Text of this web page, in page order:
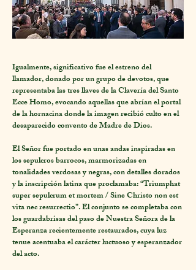
emblemáticos y recibiendo el rezo de las estaciones
por parte de las distintas hermandades del pueblo
de Osuna.
Igualmente, significativo fue el estreno del
llamador, donado por un grupo de devotos, que
representaba las tres llaves de la Clavería del Santo
Ecce Homo, evocando aquellas que abrían el portal
de la hornacina donde la imagen recibió culto en el
desaparecido convento de Madre de Dios.
El Señor fue portado en unas andas inspiradas en
los sepulcros barrocos, marmorizadas en
tonalidades verdosas y negras, con detalles dorados
y la inscripción latina que proclamaba: “Triumphat
super sepulcrum et mortem / Sine Christo non est
vita nec resurrectio”. El conjunto se completaba con
los guardabrisas del paso de Nuestra Señora de la
Esperanza recientemente restaurados, cuya luz
tenue acentuaba el carácter luctuoso y esperanzador
del acto.